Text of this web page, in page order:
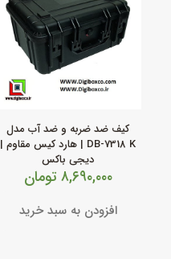
کیف ضد ضربه و ضد آب مدل
DB‑7318 K | هارد کیس مقاوم |
دیجی باکس
۸,۶۹۰,۰۰۰ تومان
افزودن به سبد خرید